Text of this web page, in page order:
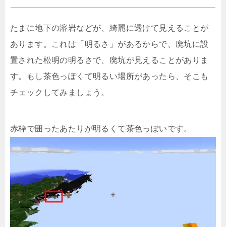
たまに地下の溶岩などが、綺麗に透けて見えることが
あります。これは「明るさ」があるからで、廃坑に設
置された松明の明るさで、廃坑が見えることがありま
す。もし茶色っぽくて明るい場所があったら、そこも
チェックしてみましょう。
赤枠で囲ったあたりが明るくて茶色っぽいです。